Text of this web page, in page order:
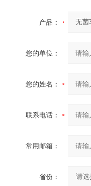
产品：
您的单位：
您的姓名：
联系电话：
常用邮箱：
省份：